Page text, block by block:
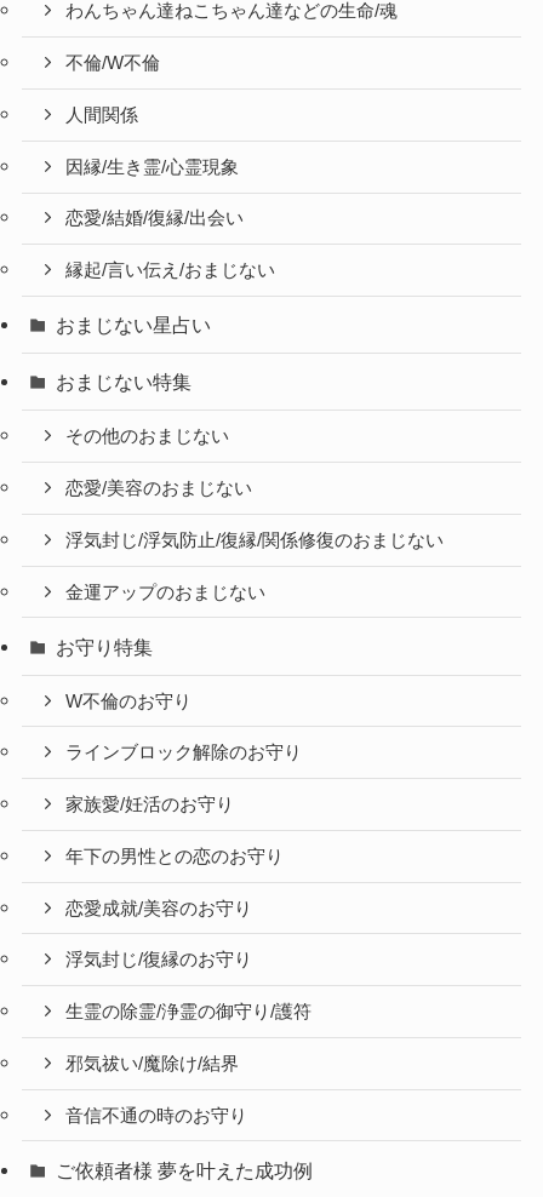
わんちゃん達ねこちゃん達などの生命/魂
不倫/W不倫
人間関係
因縁/生き霊/心霊現象
恋愛/結婚/復縁/出会い
縁起/言い伝え/おまじない
おまじない星占い
おまじない特集
その他のおまじない
恋愛/美容のおまじない
浮気封じ/浮気防止/復縁/関係修復のおまじない
金運アップのおまじない
お守り特集
W不倫のお守り
ラインブロック解除のお守り
家族愛/妊活のお守り
年下の男性との恋のお守り
恋愛成就/美容のお守り
浮気封じ/復縁のお守り
生霊の除霊/浄霊の御守り/護符
邪気祓い/魔除け/結界
音信不通の時のお守り
ご依頼者様 夢を叶えた成功例